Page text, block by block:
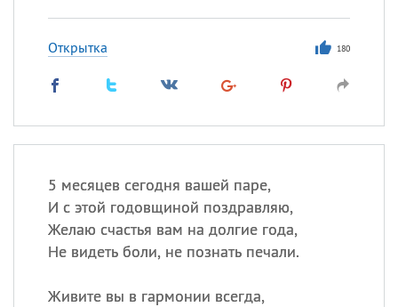
Открытка 180
5 месяцев сегодня вашей паре,
И с этой годовщиной поздравляю,
Желаю счастья вам на долгие года,
Не видеть боли, не познать печали.
Живите вы в гармонии всегда,